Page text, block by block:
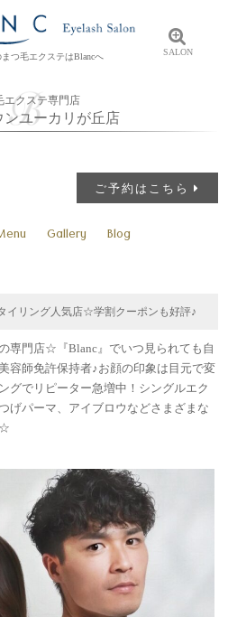
つ毛エクステはBlancへ SALON
エクステ専門店
ンユーカリが丘店
ご予約はこちら
Gallery Blog
イリング人気店☆学割クーポンも好評♪
専門店☆『Blanc』でいつ見られても自
容師免許保持者♪お顔の印象は目元で変
グでリピーター急増中！シングルエク
げパーマ、アイブロウなどさまざまな
☆